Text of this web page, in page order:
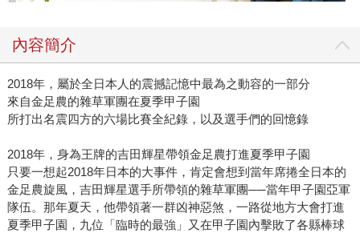
內容簡介
2018年，屬於全日本人的震撼記憶中最為之動容的一部分
來自金足農的雜草軍團在夏季甲子園
所打出名震四方的六場比賽全紀錄，以及選手們的回憶錄
2018年，身為王牌的吉田輝星帶領金足農打進夏季甲子園
只要一想起2018年日本的大事件，肯定會想到當年席捲全日本的
金足農旋風，吉田輝星選手所帶領的雜草軍團──當年甲子園亞軍
隊伍。那年夏天，他帶領著一群凶神惡煞，一路從地方大會打進
夏季甲子園，九位「臨時的最強」又在甲子園內擊敗了各縣棒球